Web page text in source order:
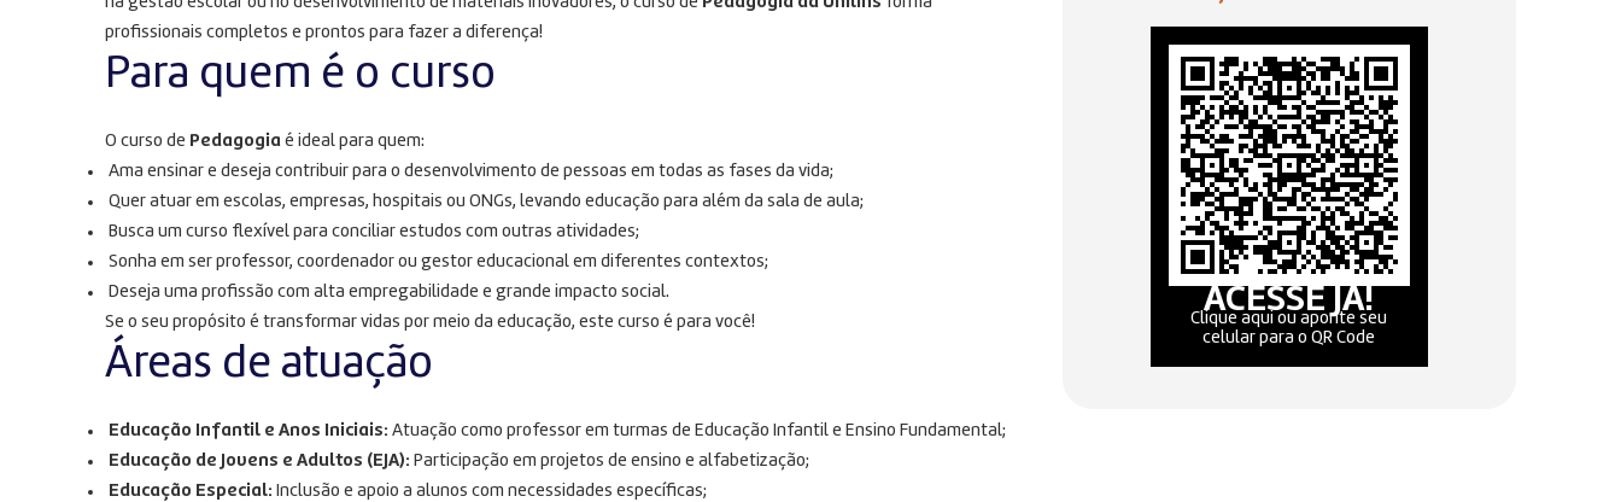
profissionais completos e prontos para fazer a diferença!
Para quem é o curso
O curso de Pedagogia é ideal para quem:
Ama ensinar e deseja contribuir para o desenvolvimento de pessoas em todas as fases da vida;
Quer atuar em escolas, empresas, hospitais ou ONGs, levando educação para além da sala de aula;
Busca um curso flexível para conciliar estudos com outras atividades;
Sonha em ser professor, coordenador ou gestor educacional em diferentes contextos;
Deseja uma profissão com alta empregabilidade e grande impacto social.
Se o seu propósito é transformar vidas por meio da educação, este curso é para você!
Áreas de atuação
Educação Infantil e Anos Iniciais: Atuação como professor em turmas de Educação Infantil e Ensino Fundamental;
Educação de Jovens e Adultos (EJA): Participação em projetos de ensino e alfabetização;
Educação Especial: Inclusão e apoio a alunos com necessidades específicas;
ACESSE JÁ!
Clique aqui ou aponte seu
celular para o QR Code